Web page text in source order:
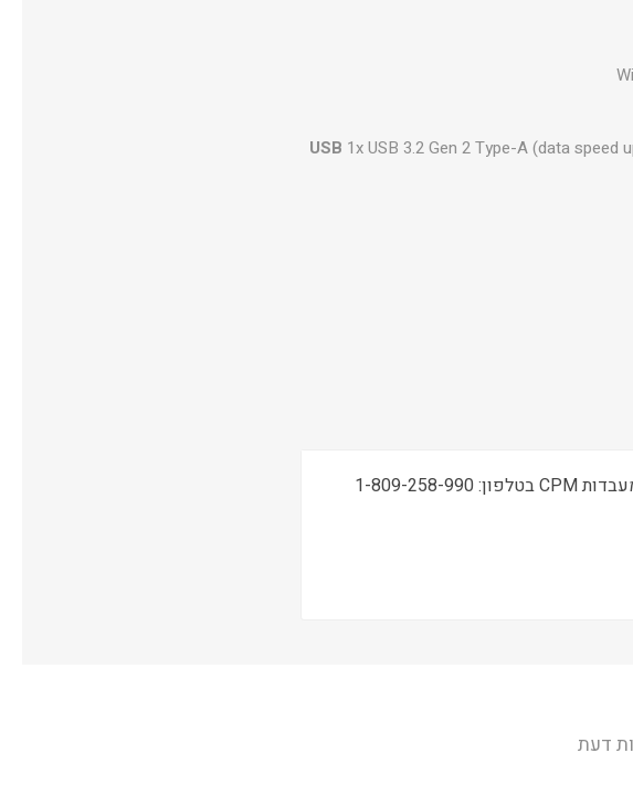
USB 1x USB 3.2 Gen 2 Type-A (data
תמיכה טכנית, שירות ואחריות ONSITE ע"י מעבדות CPM בטלפון: 1-809-258-990
דעת